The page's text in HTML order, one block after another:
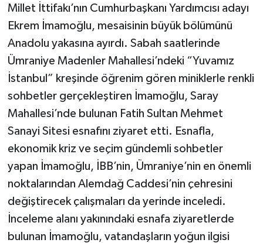
Millet İttifakı’nın Cumhurbaşkanı Yardımcısı adayı
Ekrem İmamoğlu, mesaisinin büyük bölümünü
Anadolu yakasına ayırdı. Sabah saatlerinde
Ümraniye Madenler Mahallesi’ndeki “Yuvamız
İstanbul” kreşinde öğrenim gören miniklerle renkli
sohbetler gerçekleştiren İmamoğlu, Saray
Mahallesi’nde bulunan Fatih Sultan Mehmet
Sanayi Sitesi esnafını ziyaret etti. Esnafla,
ekonomik kriz ve seçim gündemli sohbetler
yapan İmamoğlu, İBB’nin, Ümraniye’nin en önemli
noktalarından Alemdağ Caddesi’nin çehresini
değiştirecek çalışmaları da yerinde inceledi.
İnceleme alanı yakınındaki esnafa ziyaretlerde
bulunan İmamoğlu, vatandaşların yoğun ilgisi